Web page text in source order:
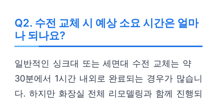
Q2. 수전 교체 시 예상 소요 시간은 얼마
나 되나요?
일반적인 싱크대 또는 세면대 수전 교체는 약
30분에서 1시간 내외로 완료되는 경우가 많습니
다. 하지만 화장실 전체 리모델링과 함께 진행되